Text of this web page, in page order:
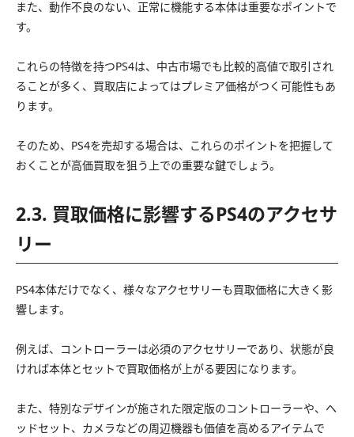
また、動作不良のない、正常に機能する本体は重要なポイントで
す。
これらの特徴を持つPS4は、中古市場でも比較的高値で取引され
ることが多く、買取店によってはプレミア価格がつく可能性もあ
ります。
そのため、PS4を売却する場合は、これらのポイントを把握して
おくことが高価買取を狙う上での重要な鍵でしょう。
2.3. 買取価格に影響するPS4のアクセサ
リー
PS4本体だけでなく、様々なアクセサリーも買取価格に大きく影
響します。
例えば、コントローラーは必須のアクセサリーであり、状態が良
ければ本体とセットで買取価格が上がる要因になります。
また、特別なデザインが施された限定版のコントローラーや、ヘ
ッドセット、カメラなどの周辺機器も価値を高めるアイテムで